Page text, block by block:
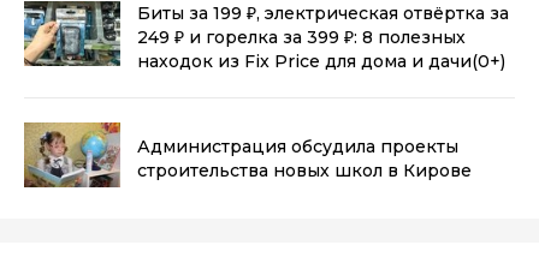
Биты за 199 ₽, электрическая отвёртка за
249 ₽ и горелка за 399 ₽: 8 полезных
находок из Fix Price для дома и дачи(0+)
Администрация обсудила проекты
строительства новых школ в Кирове